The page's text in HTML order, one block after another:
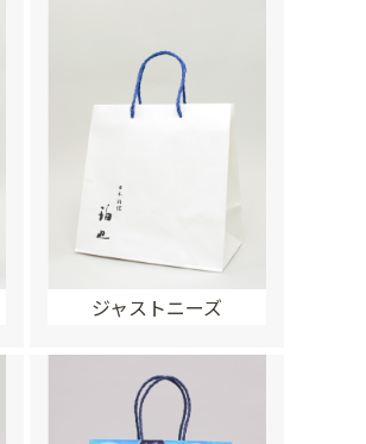
ジャストニーズ